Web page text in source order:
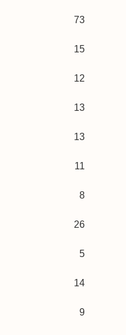
73
15
12
13
13
11
8
26
5
14
9